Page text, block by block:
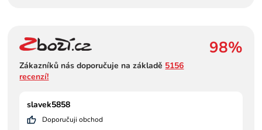
98%
Zákazníků nás doporučuje na základě 5156
recenzí!
slavek5858
Doporučuji obchod